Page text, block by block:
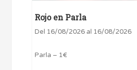
Rojo en Parla
Del 16/08/2026 al 16/08/2026
Parla – 1€